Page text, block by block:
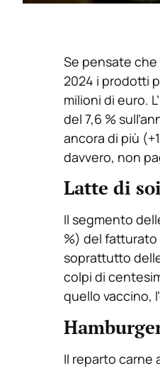
Se pensate
2024 i prodotti
milioni di euro.
del 7,6 %
ancora di più
davvero, non
Latte di
Il segmento
%) del fatturato
soprattutto
colpi di
quello vaccino,
Il reparto carne